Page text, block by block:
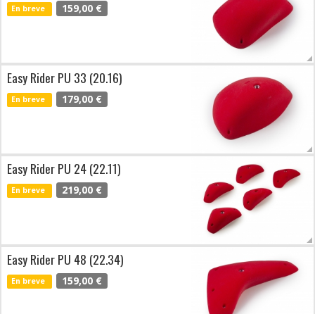
En breve 159,00 €
Easy Rider PU 33 (20.16)
En breve 179,00 €
Easy Rider PU 24 (22.11)
En breve 219,00 €
Easy Rider PU 48 (22.34)
En breve 159,00 €